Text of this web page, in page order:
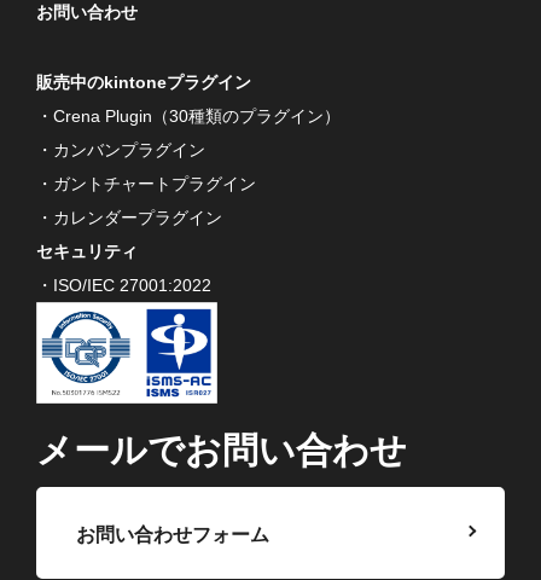
お問い合わせ
販売中のkintoneプラグイン
・Crena Plugin（30種類のプラグイン）
・カンバンプラグイン
・ガントチャートプラグイン
・カレンダープラグイン
セキュリティ
・ISO/IEC 27001:2022
メールでお問い合わせ
お問い合わせフォーム